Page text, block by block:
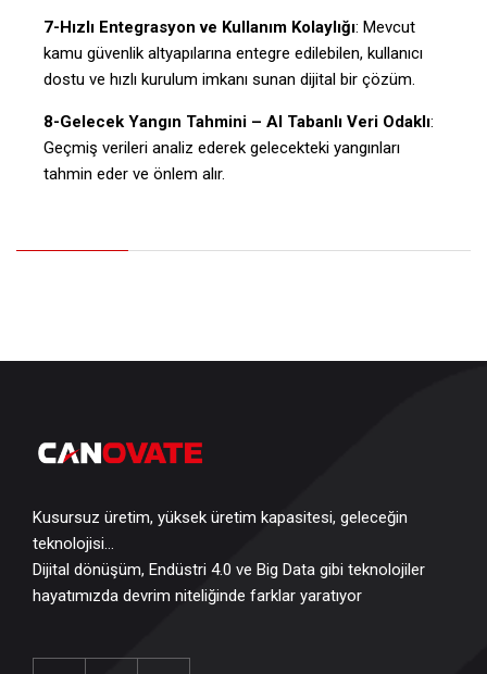
7-Hızlı Entegrasyon ve Kullanım Kolaylığı: Mevcut
kamu güvenlik altyapılarına entegre edilebilen, kullanıcı
dostu ve hızlı kurulum imkanı sunan dijital bir çözüm.
8-Gelecek Yangın Tahmini – AI Tabanlı Veri Odaklı:
Geçmiş verileri analiz ederek gelecekteki yangınları
tahmin eder ve önlem alır.
Kusursuz üretim, yüksek üretim kapasitesi, geleceğin
teknolojisi…
Dijital dönüşüm, Endüstri 4.0 ve Big Data gibi teknolojiler
hayatımızda devrim niteliğinde farklar yaratıyor